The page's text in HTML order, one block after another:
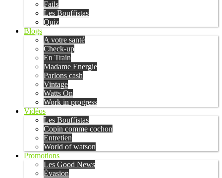
Fails
Les Bouffistas
Quiz
Blogs
A votre santé
Check-up
En Train
Madame Energie
Parlons cash
Vintage
Watts On
Work in progress
Vidéos
Les Bouffistas
Copin comme cochon
Entretien
World of watson
Promotions
Les Good News
Évasion